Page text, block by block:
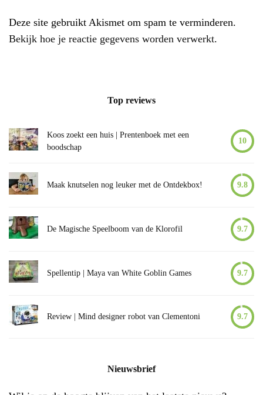
Deze site gebruikt Akismet om spam te verminderen.
Bekijk hoe je reactie gegevens worden verwerkt.
Top reviews
Koos zoekt een huis | Prentenboek met een
boodschap
10
Maak knutselen nog leuker met de Ontdekbox! 9.8
De Magische Speelboom van de Klorofil 9.7
Spellentip | Maya van White Goblin Games 9.7
Review | Mind designer robot van Clementoni 9.7
Nieuwsbrief